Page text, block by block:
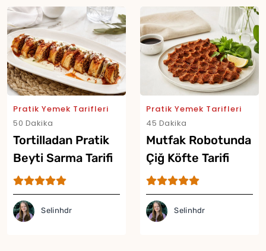
Pratik Yemek Tarifleri
50 Dakika
Tortilladan Pratik
Beyti Sarma Tarifi
Selinhdr
Pratik Yemek Tarifleri
45 Dakika
Mutfak Robotunda
Çiğ Köfte Tarifi
Selinhdr